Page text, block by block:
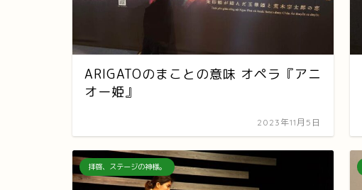
ARIGATOのまことの意味 オペラ『アニ
オー姫』
2023年11月5日
拝啓、ステージの神様。